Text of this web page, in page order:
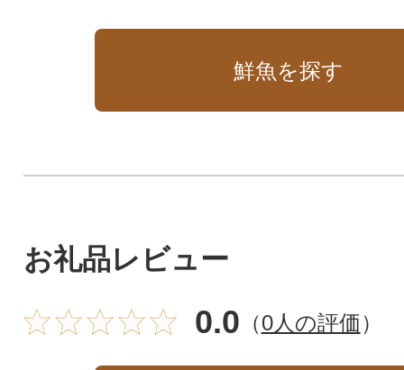
鮮魚を探す
お礼品レビュー
0.0 （0人の評価）